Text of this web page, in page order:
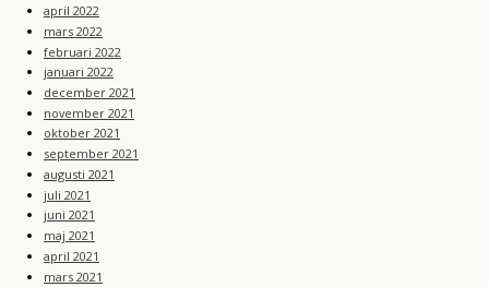
april 2022
mars 2022
februari 2022
januari 2022
december 2021
november 2021
oktober 2021
september 2021
augusti 2021
juli 2021
juni 2021
maj 2021
april 2021
mars 2021